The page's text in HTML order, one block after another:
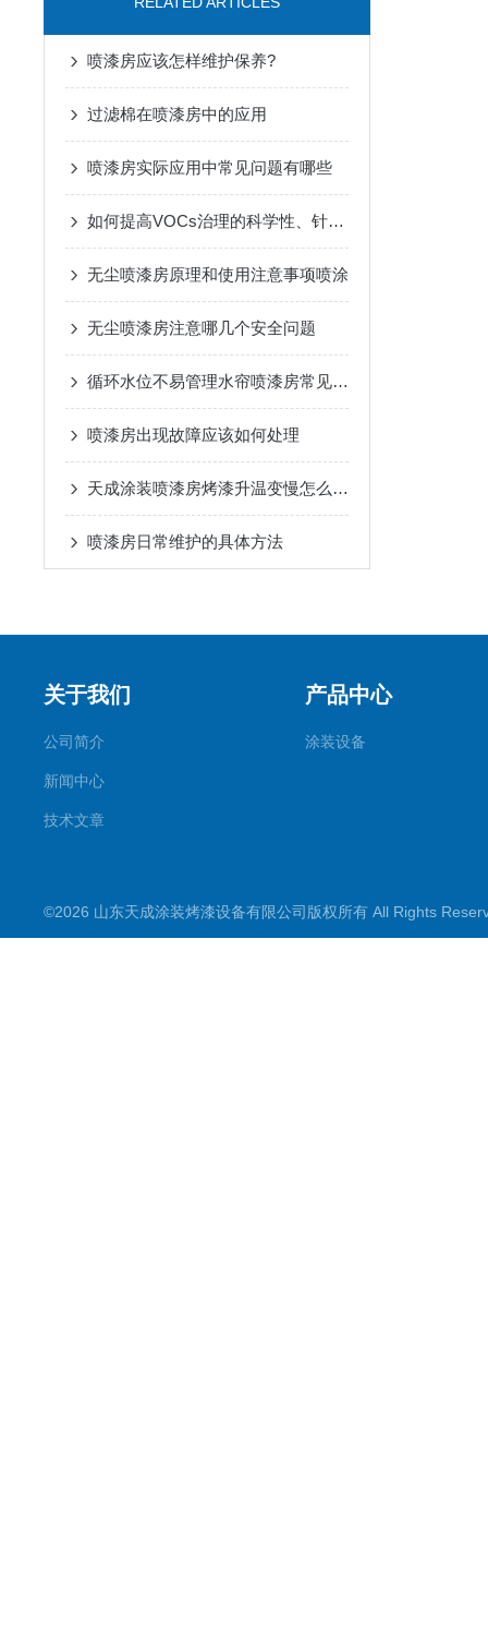
喷漆房应该怎样维护保养?
过滤棉在喷漆房中的应用
喷漆房实际应用中常见问题有哪些
如何提高VOCs治理的科学性、针对性和有效性
无尘喷漆房原理和使用注意事项喷涂
无尘喷漆房注意哪几个安全问题
循环水位不易管理水帘喷漆房常见问题
喷漆房出现故障应该如何处理
天成涂装喷漆房烤漆升温变慢怎么解决
喷漆房日常维护的具体方法
关于我们
公司简介
新闻中心
技术文章
产品中心
涂装设备
©2026 山东天成涂装烤漆设备有限公司版权所有 All Rights